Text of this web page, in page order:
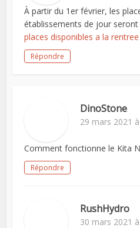
À partir du 1er février, les
établissements de jour
places disponibles a la
Répondre
DinoStone
29 mars 2021
Comment fonctionne le Kita
Répondre
RushHydro
30 mars 2021